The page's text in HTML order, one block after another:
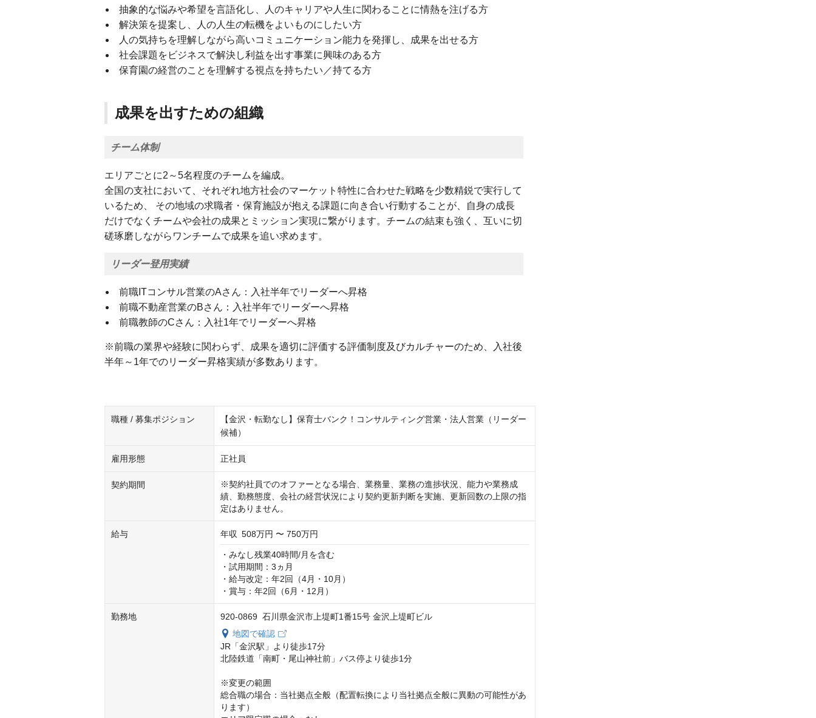
抽象的な悩みや希望を言語化し、人のキャリアや人生に関わることに情熱を注げる方
解決策を提案し、人の人生の転機をよいものにしたい方
人の気持ちを理解しながら高いコミュニケーション能力を発揮し、成果を出せる方
社会課題をビジネスで解決し利益を出す事業に興味のある方
保育園の経営のことを理解する視点を持ちたい／持てる方
成果を出すための組織
チーム体制
エリアごとに2～5名程度のチームを編成。
全国の支社において、それぞれ地方社会のマーケット特性に合わせた戦略を少数精鋭で実行して
いるため、 その地域の求職者・保育施設が抱える課題に向き合い行動することが、自身の成長
だけでなくチームや会社の成果とミッション実現に繋がります。チームの結束も強く、互いに切
磋琢磨しながらワンチームで成果を追い求めます。
リーダー登用実績
前職ITコンサル営業のAさん：入社半年でリーダーへ昇格
前職不動産営業のBさん：入社半年でリーダーへ昇格
前職教師のCさん：入社1年でリーダーへ昇格
※前職の業界や経験に関わらず、成果を適切に評価する評価制度及びカルチャーのため、入社後
半年～1年でのリーダー昇格実績が多数あります。
職種 / 募集ポジション
【金沢・転勤なし】保育士バンク！コンサルティング営業・法人営業（リーダー
候補）
雇用形態 正社員
契約期間
※契約社員でのオファーとなる場合、業務量、業務の進捗状況、能力や業務成
績、勤務態度、会社の経営状況により契約更新判断を実施、更新回数の上限の指
定はありません。
給与 年収 508万円 〜 750万円
・みなし残業40時間/月を含む
・試用期間：3ヵ月
・給与改定：年2回（4月・10月）
・賞与：年2回（6月・12月）
勤務地
920-0869 石川県金沢市上堤町1番15号 金沢上堤町ビル
地図で確認
JR「金沢駅」より徒歩17分
北陸鉄道「南町・尾山神社前」バス停より徒歩1分
※変更の範囲
総合職の場合：当社拠点全般（配置転換により当社拠点全般に異動の可能性があ
ります）